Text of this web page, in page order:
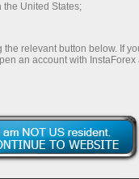
325.53
318.35
United States;
relevant button below. If
an account with InstaForex